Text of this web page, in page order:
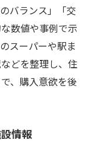
バランス」「交
数値や事例で示
スーパーや駅ま
どを整理し、住
、購入意欲を後
情報